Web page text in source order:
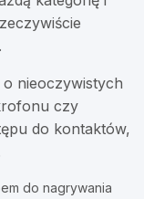
nieoczywistych
czy
do kontaktów,
do nagrywania